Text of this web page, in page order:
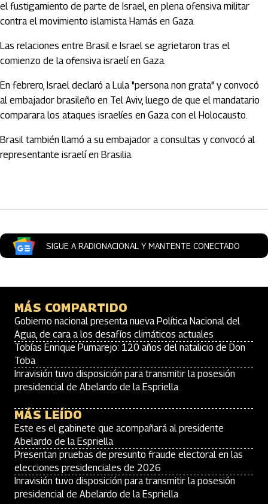
el fustigamiento de parte de Israel, en plena ofensiva militar
contra el movimiento islamista Hamás en Gaza.
Las relaciones entre Brasil e Israel se agrietaron tras el
comienzo de la ofensiva israelí en Gaza.
En febrero, Israel declaró a Lula "persona non grata" y convocó
al embajador brasileño en Tel Aviv, luego de que el mandatario
comparara los ataques israelíes en Gaza con el Holocausto.
Brasil también llamó a su embajador a consultas y convocó al
representante israelí en Brasilia.
SIGUE A RADIONACIONAL Y MANTENTE CONECTADO
MÁS COMPARTIDO
Gobierno nacional presenta nueva Política Nacional del
Agua, de cara a los desafíos climáticos actuales
Tobías Enrique Pumarejo: 120 años del natalicio de Don
Toba
Inravisión tuvo disposición para transmitir la posesión
presidencial de Abelardo de la Espriella
MÁS LEÍDO
Este es el gabinete que acompañará al presidente
Abelardo de la Espriella
Presentan pruebas de presunto fraude electoral en las
elecciones presidenciales de 2026
Inravisión tuvo disposición para transmitir la posesión
presidencial de Abelardo de la Espriella